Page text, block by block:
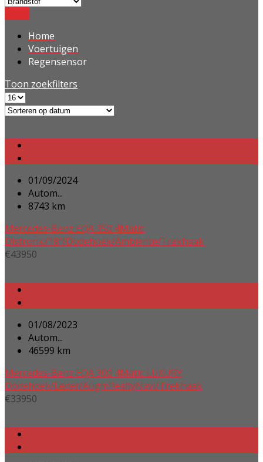
Home
Voertuigen
Regensensor
Toon zoekfilters
01/09/2024
Autom...
8743 km
Mercedes-Benz EQA 350 4Matic
Distronic/18″/Dodehoek/Ambiente/Trekhaak
€43950
01/08/2023
Autom...
46599 km
Mercedes-Benz EQA 300 4Matic LUXURY
Dodehoek/Leder/AugmRealtyNavi/Trekhaak
€33950